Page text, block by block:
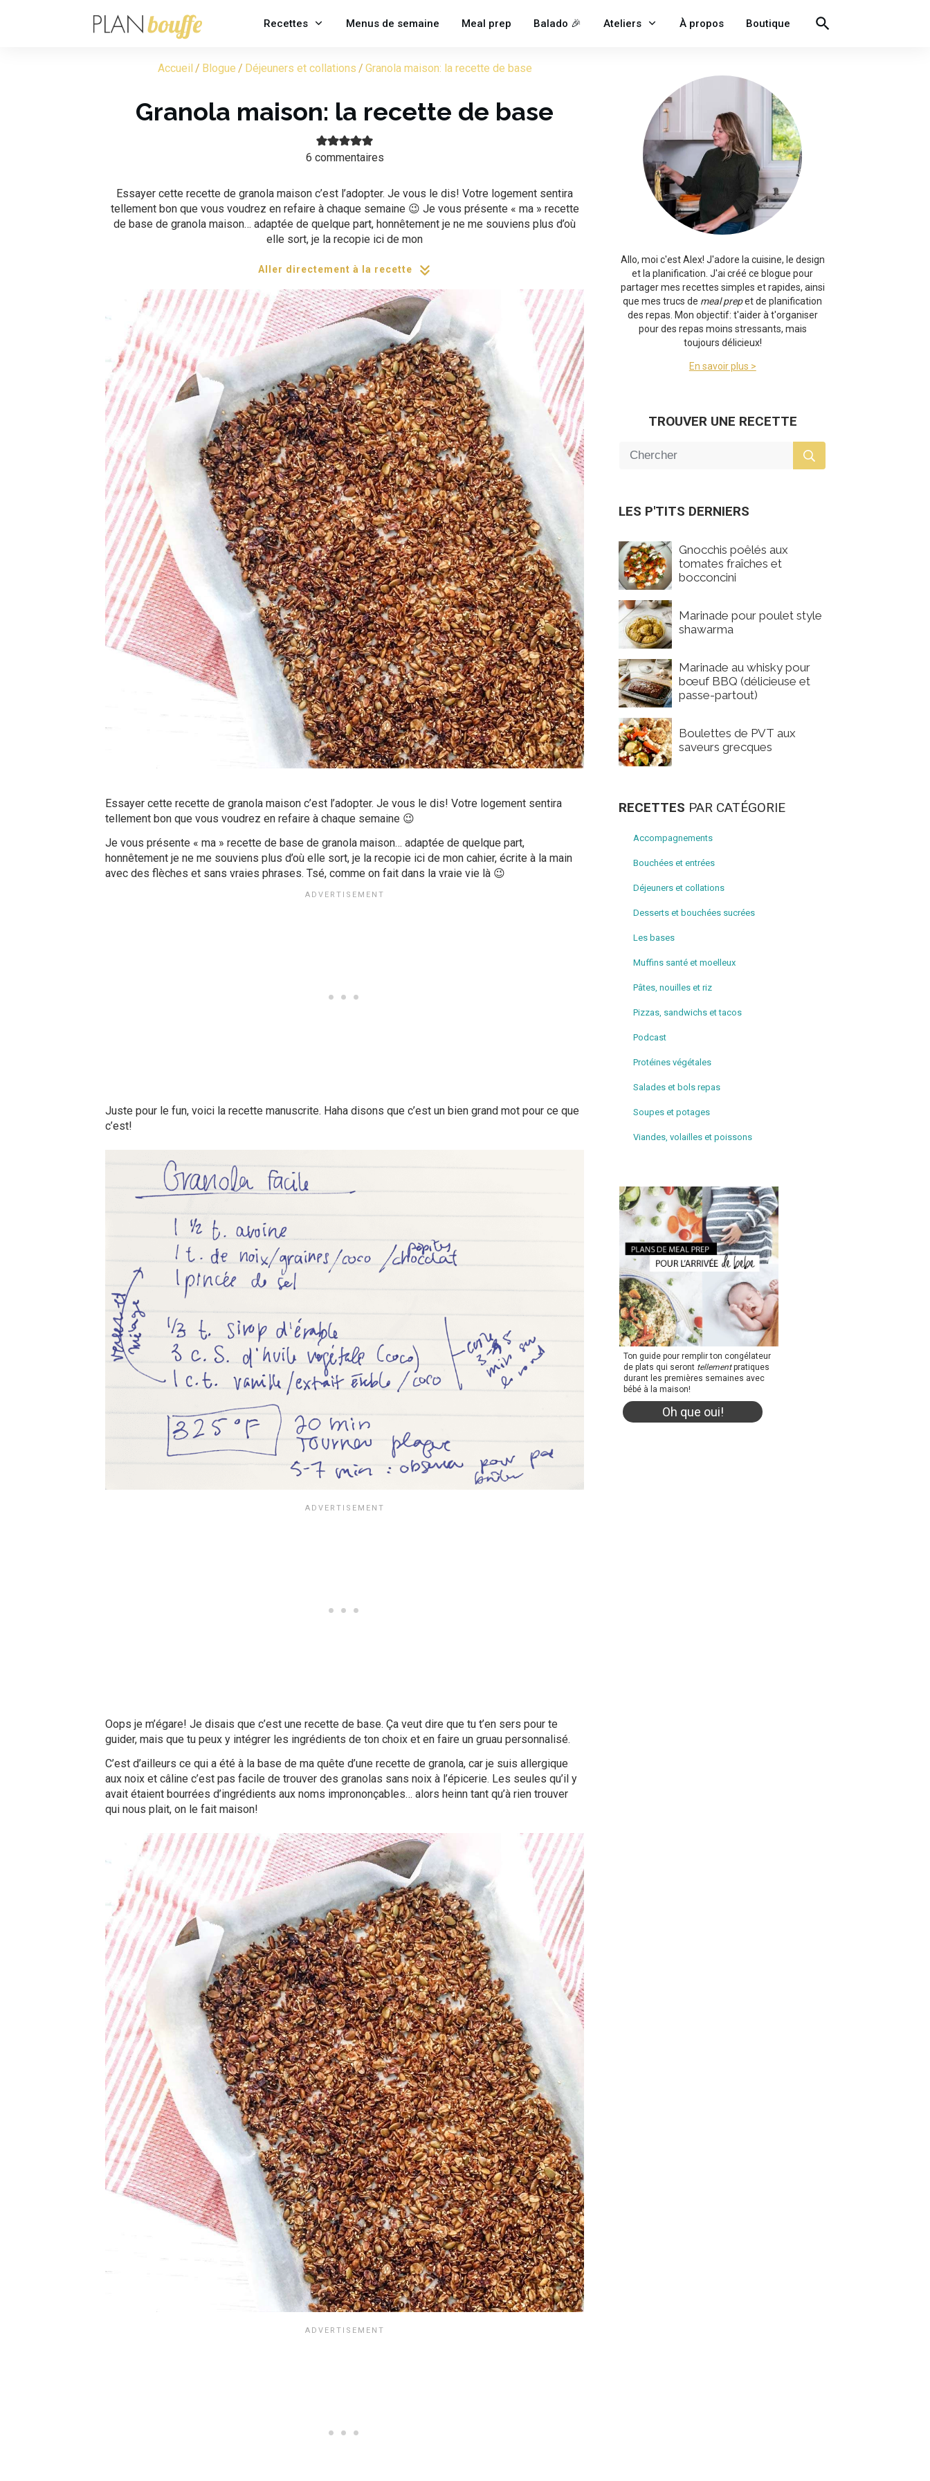
Recettes Menus de semaine Meal prep Balado 🎉 Ateliers À propos Boutique
Accueil / Blogue / Déjeuners et collations / Granola maison: la recette de base
Granola maison: la recette de base
6 commentaires
Essayer cette recette de granola maison c’est l’adopter. Je vous le dis! Votre logement sentira
tellement bon que vous voudrez en refaire à chaque semaine 😉 Je vous présente « ma » recette
de base de granola maison… adaptée de quelque part, honnêtement je ne me souviens plus d’où
elle sort, je la recopie ici de mon
Aller directement à la recette
Essayer cette recette de granola maison c’est l’adopter. Je vous le dis! Votre logement sentira
tellement bon que vous voudrez en refaire à chaque semaine 😉
Je vous présente « ma » recette de base de granola maison… adaptée de quelque part,
honnêtement je ne me souviens plus d’où elle sort, je la recopie ici de mon cahier, écrite à la main
avec des flèches et sans vraies phrases. Tsé, comme on fait dans la vraie vie là 😉
Juste pour le fun, voici la recette manuscrite. Haha disons que c’est un bien grand mot pour ce que
c’est!
Oops je m’égare! Je disais que c’est une recette de base. Ça veut dire que tu t’en sers pour te
guider, mais que tu peux y intégrer les ingrédients de ton choix et en faire un gruau personnalisé.
C’est d’ailleurs ce qui a été à la base de ma quête d’une recette de granola, car je suis allergique
aux noix et câline c’est pas facile de trouver des granolas sans noix à l’épicerie. Les seules qu’il y
avait étaient bourrées d’ingrédients aux noms imprononçables… alors heinn tant qu’à rien trouver
qui nous plait, on le fait maison!
Allo, moi c'est Alex! J'adore la cuisine, le design
et la planification. J'ai créé ce blogue pour
partager mes recettes simples et rapides, ainsi
que mes trucs de meal prepet de planification
des repas. Mon objectif: t'aider à t'organiser
pour des repas moins stressants, mais
toujours délicieux!
En savoir plus >
TROUVER UNE RECETTE
LES P'TITS DERNIERS
Gnocchis poêlés aux
tomates fraîches et
bocconcini
Marinade pour poulet style
shawarma
Marinade au whisky pour
bœuf BBQ (délicieuse et
passe-partout)
Boulettes de PVT aux
saveurs grecques
RECETTES PAR CATÉGORIE
Accompagnements
Bouchées et entrées
Déjeuners et collations
Desserts et bouchées sucrées
Les bases
Muffins santé et moelleux
Pâtes, nouilles et riz
Pizzas, sandwichs et tacos
Podcast
Protéines végétales
Salades et bols repas
Soupes et potages
Viandes, volailles et poissons
Ton guide pour remplir ton congélateur
de plats qui seront tellementpratiques
durant les premières semaines avec
bébé à la maison!
Oh que oui!